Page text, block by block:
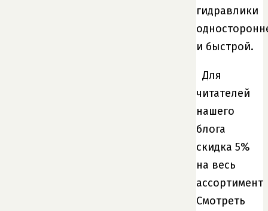
гидравлики
и быстрой.
Для
читателей
нашего
блога
скидка 5%
на весь
ассортимент
Смотреть